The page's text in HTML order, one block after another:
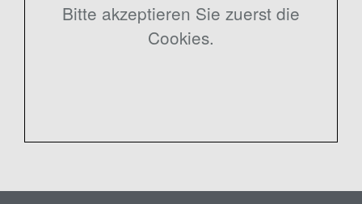
Bitte akzeptieren Sie zuerst die
Cookies.